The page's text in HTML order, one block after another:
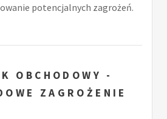
potencjalnych zagrożeń.
OBCHODOWY -
ZAGROŻENIE